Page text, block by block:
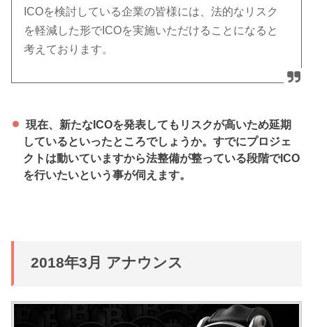
ICOを検討している企業の皆様には、法的なリスク
を軽減した形でICOを実施いただけることになると
考えております。
現在、新たなICOを発表してもリスクが高いため延期
しているといったところでしょうか。すでにプロジェ
クトは動いていますから法整備が整っている段階でICO
を行いたいという事が伺えます。
2018年3月 アナウンス